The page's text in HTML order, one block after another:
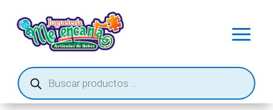
Búsqueda
de
productos